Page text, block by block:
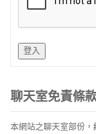
登入
聊天室免責條
本網站之聊天室部份